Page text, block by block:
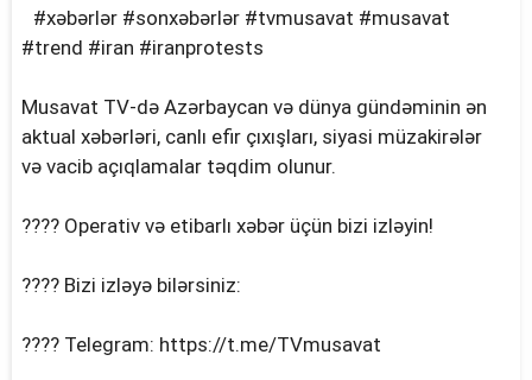
#xəbərlər #sonxəbərlər #tvmusavat #musavat
#trend #iran #iranprotests
Musavat TV-də Azərbaycan və dünya gündəminin ən
aktual xəbərləri, canlı efir çıxışları, siyasi müzakirələr
və vacib açıqlamalar təqdim olunur.
???? Operativ və etibarlı xəbər üçün bizi izləyin!
???? Bizi izləyə bilərsiniz:
???? Telegram: https://t.me/TVmusavat